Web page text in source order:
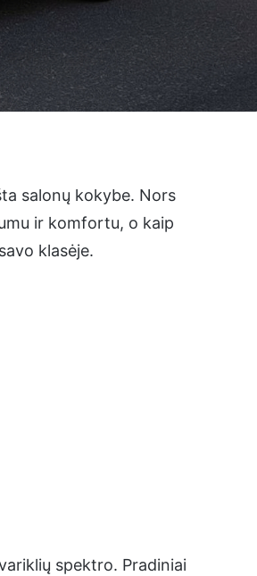
salonų kokybe. Nors
ir komfortu, o kaip
klasėje.
spektro. Pradiniai